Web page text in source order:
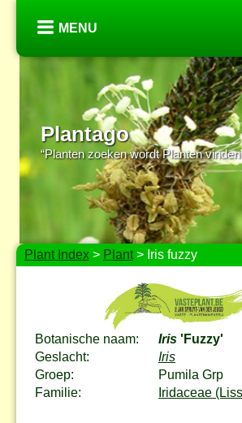
MENU
Plantago
“Planten zoeken wordt Planten
Plant Index > Plant> Iris fuzzy
Botanische naam: Iris 'Fuzzy'
Geslacht:
Iris
Groep:
Pumila Grp
Familie:
Iridaceae